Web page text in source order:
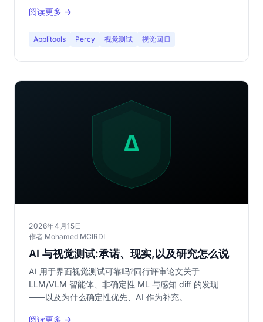
阅读更多 →
Applitools Percy 视觉测试 视觉回归
2026年4月15日
作者 Mohamed MCIRDI
AI 与视觉测试:承诺、现实,以及研究怎么说
AI 用于界面视觉测试可靠吗?同行评审论文关于
LLM/VLM 智能体、非确定性 ML 与感知 diff 的发现
——以及为什么确定性优先、AI 作为补充。
阅读更多 →